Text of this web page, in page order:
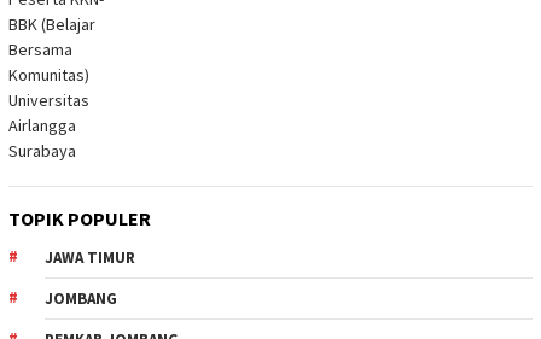
TOPIK POPULER
JAWA TIMUR
JOMBANG